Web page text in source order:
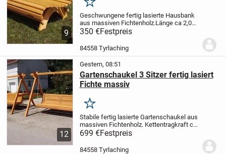
9
Merken
Geschwungene fertig lasierte Hausbank
aus massiven Fichtenholz.Länge ca 2,0
mABHOLPREIS in 84558
TYRLACHING
350.- Euro !!!!!!!!!!!!!!!!!!!!!!!!!!!!!!!...
350 €Festpreis
84558 Tyrlaching
12
Gestern, 08:51
Gartenschaukel 3 Sitzer fertig lasiert
Fichte massiv
Merken
Stabile fertig lasierte Gartenschaukel aus
massiven Fichtenholz. Kettentragkraft ca
300 kg ( pro Seite )
Gestellmaße : Länge ca 230 cm
// Breite ca 210 cm // Höhe ca...
699 €Festpreis
84558 Tyrlaching